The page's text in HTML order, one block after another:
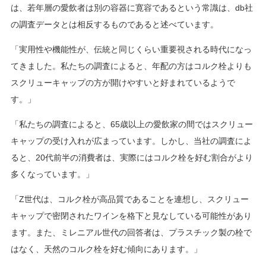
は、若年層の愛飲者は別の容器に寛容であるという常識は、db社
の調査データとは相反するものであると述べています。
「実用性や機能性が、伝統と同じくらい重要視される時代になっ
てきました。私たちの調査によると、年配の方はコルク栓よりも
スクリューキャップの方が開けやすいと好まれているようで
す。」
「私たちの調査によると、65歳以上の愛飲家の間ではスクリュー
キャップの受け入れが広まっています。しかし、当社の調査によ
ると、20代前半の消費者は、実際にはコルク栓を好む割合がより
多くなっています。」
「Z世代は、コルク栓が高品質であることを連想し、スクリュー
キャップで密閉されたワインを格下と見なしている可能性があり
ます。また、ミレニアル世代の回答者は、プラスチック製の栓で
はなく、天然のコルク栓を好む傾向にあります。」